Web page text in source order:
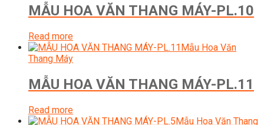
MẪU HOA VĂN THANG MÁY-PL.10
Read more
Mẫu Hoa Văn
Thang Máy
MẪU HOA VĂN THANG MÁY-PL.11
Read more
Mẫu Hoa Văn Thang